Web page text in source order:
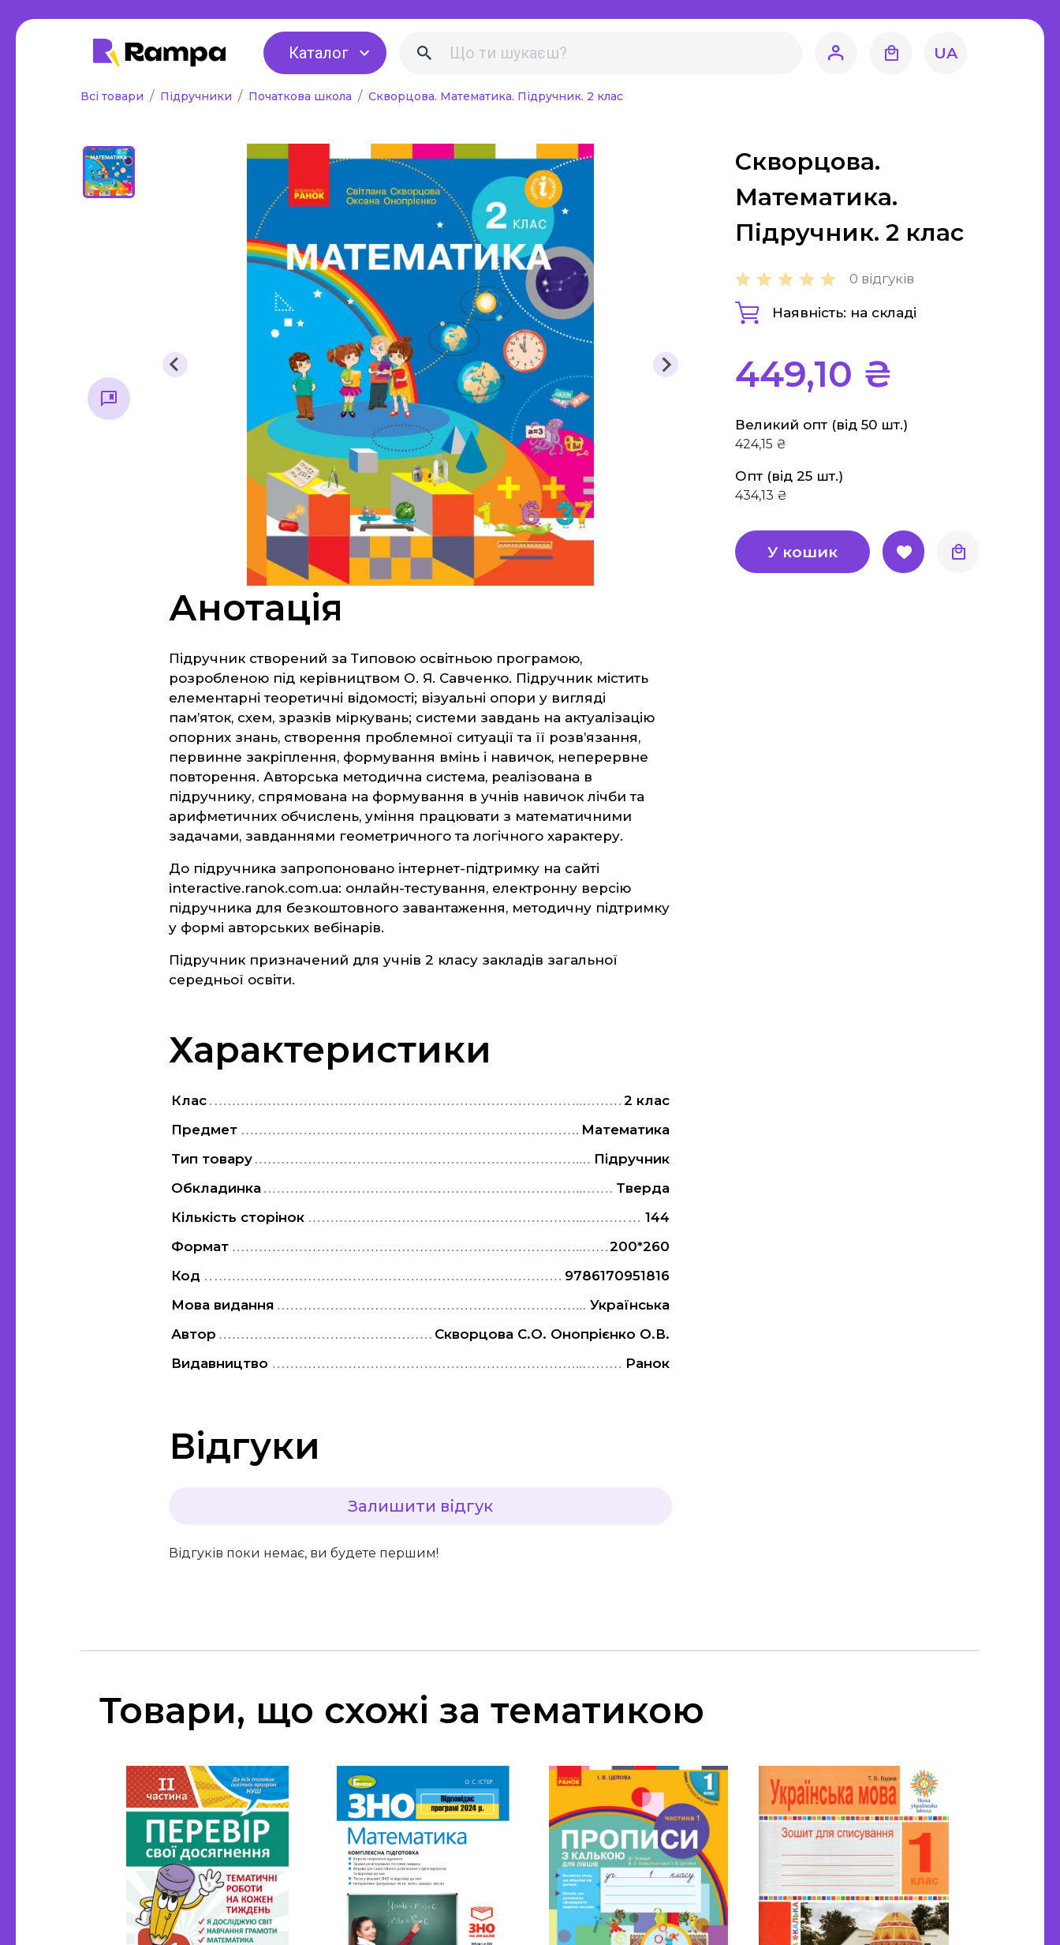
Каталог UA
Всі товари Підручники Початкова школа Скворцова. Математика. Підручник. 2 клас
Скворцова.
Математика.
Підручник. 2 клас
0 відгуків
Наявність: на складі
449,10 ₴
Великий опт (від 50 шт.)
424,15 ₴
Опт (від 25 шт.)
434,13 ₴
У кошик
Анотація
Підручник створений за Типовою освітньою програмою,
розробленою під керівництвом О. Я. Савченко. Підручник містить
елементарні теоретичні відомості; візуальні опори у вигляді
пам’яток, схем, зразків міркувань; системи завдань на актуалізацію
опорних знань, створення проблемної ситуації та її розв’язання,
первинне закріплення, формування вмінь і навичок, неперервне
повторення. Авторська методична система, реалізована в
підручнику, спрямована на формування в учнів навичок лічби та
арифметичних обчислень, уміння працювати з математичними
задачами, завданнями геометричного та логічного характеру.
До підручника запропоновано інтернет-підтримку на сайті
interactive.ranok.com.ua: онлайн-тестування, електронну версію
підручника для безкоштовного завантаження, методичну підтримку
у формі авторських вебінарів.
Підручник призначений для учнів 2 класу закладів загальної
середньої освіти.
Характеристики
Клас
2 клас
Предмет
Математика
Тип товару
Підручник
Обкладинка
Тверда
Кількість сторінок
144
Формат
200*260
Код
9786170951816
Мова видання
Українська
Автор
Скворцова С.О. Онопрієнко О.В.
Видавництво
Ранок
Відгуки
Залишити відгук
Відгуків поки немає, ви будете першим!
Товари, що схожі за тематикою
ранній розвиток,
підготовка до
Альбоми для малювання та
аплікації
Методична література, все
для вихователя
2 клас
4 клас
1-4 класів
Методичні рекомендації,
все для вчителя
Інклюзивне навчання
Таблиці, наочність
Інше
Основна та
старша школа
Основи здоров'я
Історія
Правознавство
Екологія
Хімія
Англійська мова
Німецька мова
Музика
Образотворче мистецтво
Трудове навчання
Інформатика
Етика, Християнська етика
Захист Вітчизни
Таблиці, наочність
Інше
література
Світова література
4 клас
9 клас
11 клас
Художня
"Є" Підтримка, витратьте
Для дорослих